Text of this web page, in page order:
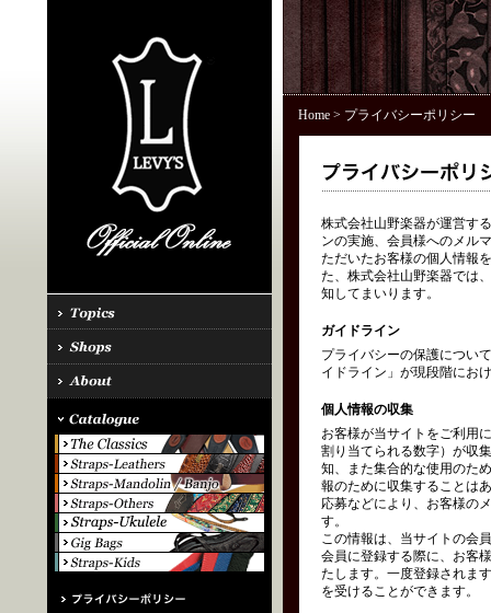
Home> プライバシーポリシー
株式会社山野楽器が運営す
ンの実施、会員様へのメル
ただいたお客様の個人情報
た、株式会社山野楽器では
知してまいります。
ガイドライン
プライバシーの保護につい
イドライン」が現段階にお
個人情報の収集
お客様が当サイトをご利用
割り当てられる数字）が収
知、また集合的な使用のた
報のために収集することは
応募などにより、お客様の
す。
この情報は、当サイトの会
会員に登録する際に、お客
たします。一度登録されま
を受けることができます。